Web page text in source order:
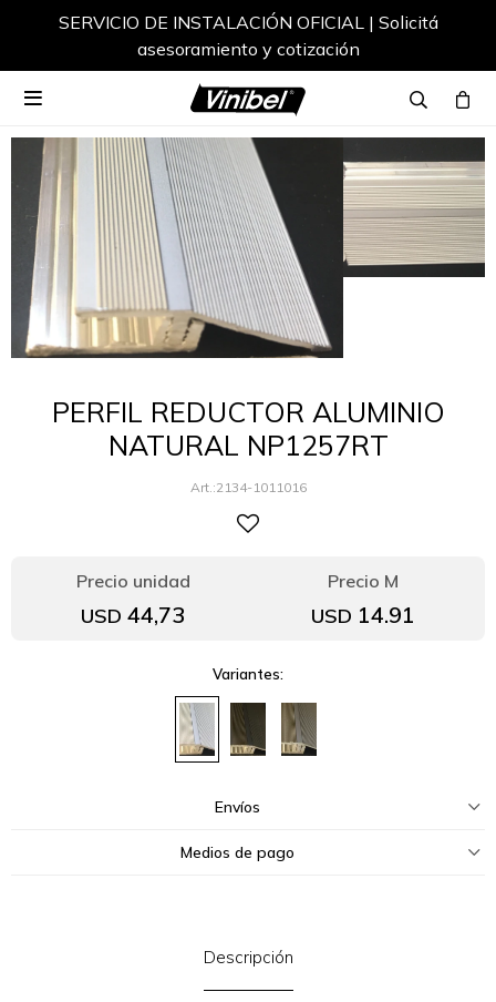
SERVICIO DE INSTALACIÓN OFICIAL | Solicitá
asesoramiento y cotización

PERFIL REDUCTOR ALUMINIO
NATURAL NP1257RT
2134-1011016
USD 44,73 USD 14.91
Variantes:
Envíos
Medios de pago
Descripción